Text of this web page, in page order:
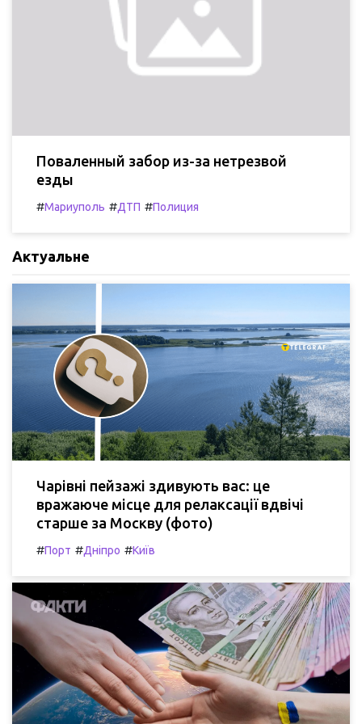
Поваленный забор из-за нетрезвой
езды
#Мариуполь #ДТП #Полиция
Актуальне
Чарівні пейзажі здивують вас: це
вражаюче місце для релаксації вдвічі
старше за Москву (фото)
#Порт #Дніпро #Київ